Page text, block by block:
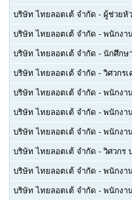
บริษัท ไทยลอตเต้ จำกัด - ผู้ช่วยหั
บริษัท ไทยลอตเต้ จำกัด - พนักงา
บริษัท ไทยลอตเต้ จำกัด - นักศึกษ
บริษัท ไทยลอตเต้ จำกัด - วิศวกร
บริษัท ไทยลอตเต้ จำกัด - พนักงา
บริษัท ไทยลอตเต้ จำกัด - พนักงา
บริษัท ไทยลอตเต้ จำกัด - พนักงา
บริษัท ไทยลอตเต้ จำกัด - วิศวกร
บริษัท ไทยลอตเต้ จำกัด - พนักงา
บริษัท ไทยลอตเต้ จำกัด - พนักงา